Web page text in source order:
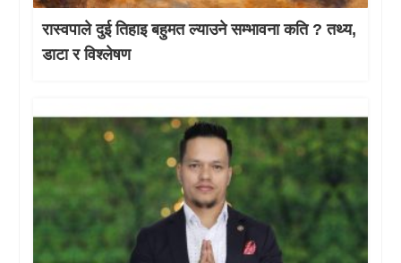
रास्वपाले दुई तिहाइ बहुमत ल्याउने सम्भावना कति ? तथ्य,
डाटा र विश्लेषण